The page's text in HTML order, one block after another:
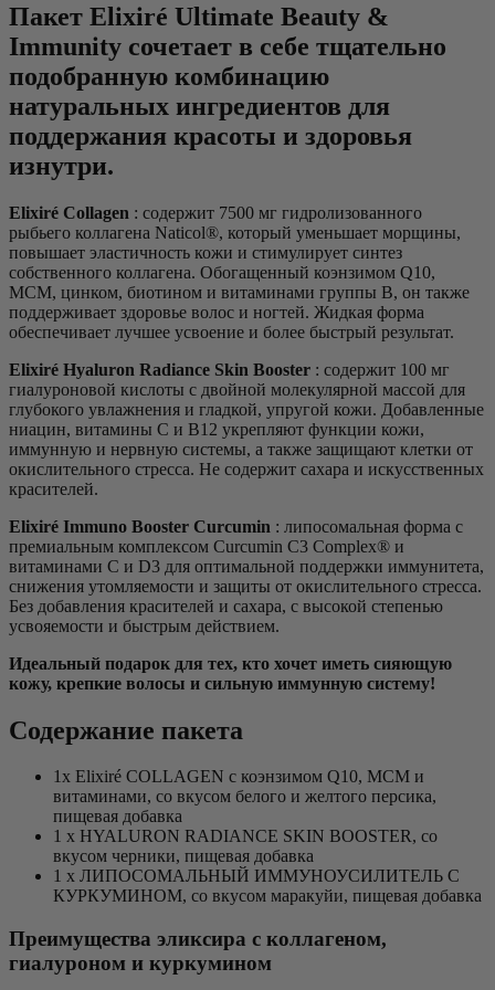
Пакет Elixiré Ultimate Beauty &
Immunity сочетает в себе тщательно
подобранную комбинацию
натуральных ингредиентов для
поддержания красоты и здоровья
изнутри.
Elixiré Collagen : содержит 7500 мг гидролизованного
рыбьего коллагена Naticol®, который уменьшает морщины,
повышает эластичность кожи и стимулирует синтез
собственного коллагена. Обогащенный коэнзимом Q10,
МСМ, цинком, биотином и витаминами группы В, он также
поддерживает здоровье волос и ногтей. Жидкая форма
обеспечивает лучшее усвоение и более быстрый результат.
Elixiré Hyaluron Radiance Skin Booster : содержит 100 мг
гиалуроновой кислоты с двойной молекулярной массой для
глубокого увлажнения и гладкой, упругой кожи. Добавленные
ниацин, витамины С и B12 укрепляют функции кожи,
иммунную и нервную системы, а также защищают клетки от
окислительного стресса. Не содержит сахара и искусственных
красителей.
Elixiré Immuno Booster Curcumin : липосомальная форма с
премиальным комплексом Curcumin C3 Complex® и
витаминами C и D3 для оптимальной поддержки иммунитета,
снижения утомляемости и защиты от окислительного стресса.
Без добавления красителей и сахара, с высокой степенью
усвояемости и быстрым действием.
Идеальный подарок для тех, кто хочет иметь сияющую
кожу, крепкие волосы и сильную иммунную систему!
Содержание пакета
1x Elixiré COLLAGEN с коэнзимом Q10, МСМ и
витаминами, со вкусом белого и желтого персика,
пищевая добавка
1 x HYALURON RADIANCE SKIN BOOSTER, со
вкусом черники, пищевая добавка
1 x ЛИПОСОМАЛЬНЫЙ ИММУНОУСИЛИТЕЛЬ С
КУРКУМИНОМ, со вкусом маракуйи, пищевая добавка
Преимущества эликсира с коллагеном,
гиалуроном и куркумином